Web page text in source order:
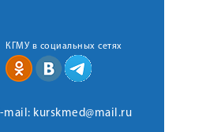
КГМУ в социальных сетях
mail: kurskmed@mail.ru